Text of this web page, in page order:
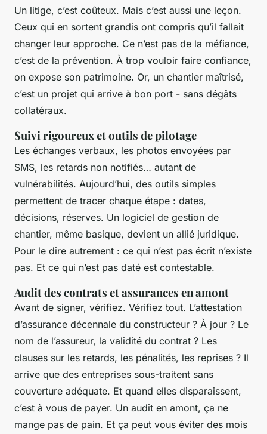
Un litige, c’est coûteux. Mais c’est aussi une leçon.
Ceux qui en sortent grandis ont compris qu’il fallait
changer leur approche. Ce n’est pas de la méfiance,
c’est de la prévention. À trop vouloir faire confiance,
on expose son patrimoine. Or, un chantier maîtrisé,
c’est un projet qui arrive à bon port - sans dégâts
collatéraux.
Suivi rigoureux et outils de pilotage
Les échanges verbaux, les photos envoyées par
SMS, les retards non notifiés… autant de
vulnérabilités. Aujourd’hui, des outils simples
permettent de tracer chaque étape : dates,
décisions, réserves. Un logiciel de gestion de
chantier, même basique, devient un allié juridique.
Pour le dire autrement : ce qui n’est pas écrit n’existe
pas. Et ce qui n’est pas daté est contestable.
Audit des contrats et assurances en amont
Avant de signer, vérifiez. Vérifiez tout. L’attestation
d’assurance décennale du constructeur ? À jour ? Le
nom de l’assureur, la validité du contrat ? Les
clauses sur les retards, les pénalités, les reprises ? Il
arrive que des entreprises sous-traitent sans
couverture adéquate. Et quand elles disparaissent,
c’est à vous de payer. Un audit en amont, ça ne
mange pas de pain. Et ça peut vous éviter des mois